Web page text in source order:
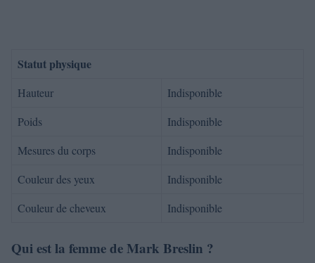
Statut physique
Hauteur
Indisponible
Poids
Indisponible
Mesures du corps
Indisponible
Couleur des yeux
Indisponible
Couleur de cheveux
Indisponible
Qui est la femme de Mark Breslin ?